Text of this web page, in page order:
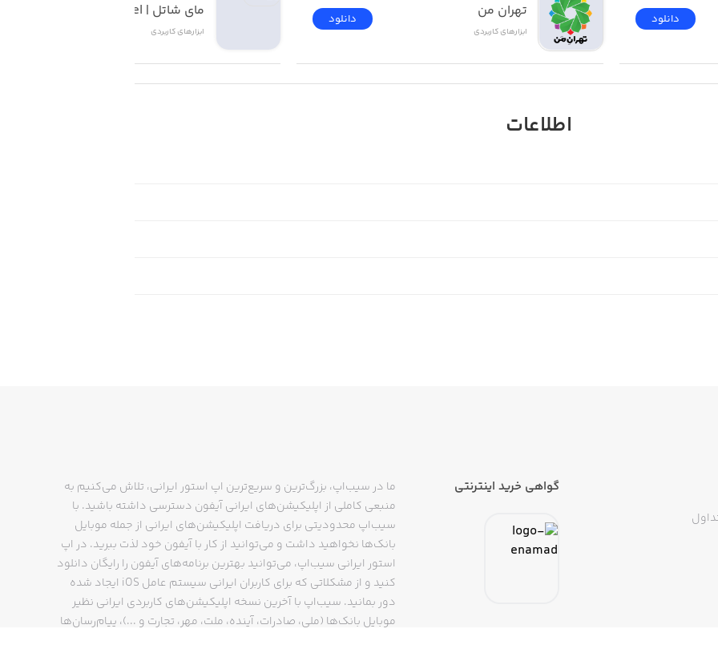
دانلود تهران من
ابزار‌های کاربردی
دانلود مای شاتل | My Shatel
ابزار‌های کاربردی
اطلاعات
گواهی خرید اینترنتی
ما در سیب‌اپ، بزرگ‌ترین و سریع‌ترین اپ استور ایرانی، تلاش می‌کنیم به
منبعی کاملی از اپلیکیشن‌های ایرانی آیفون دسترسی داشته باشید. با
سیب‌اپ محدودیتی برای دریافت اپلیکیشن‌های ایرانی از جمله موبایل
بانک‌ها نخواهید داشت و می‌توانید از کار با آیفون خود لذت ببرید. در اپ
استور ایرانی سیب‌اپ، می‌توانید بهترین برنامه‌های آیفون را رایگان دانلود
کنید و از مشکلاتی که برای کاربران ایرانی سیستم عامل iOS ایجاد شده
دور بمانید. سیب‌اپ با آخرین نسخه اپلیکیشن‌های کاربردی ایرانی نظیر
موبایل بانک‌ها (ملی، صادرات، آینده، ملت، مهر، تجارت و ...)، پیام‌رسان‌ها